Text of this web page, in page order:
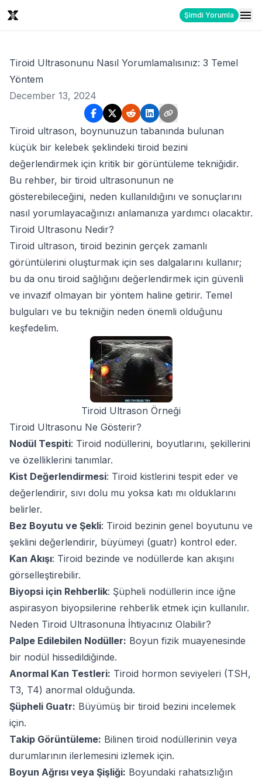
Şimdi Yorumla
Tiroid Ultrasonunu Nasıl Yorumlamalısınız: 3 Temel
Yöntem
December 13, 2024
Tiroid ultrason, boynunuzun tabanında bulunan
küçük bir kelebek şeklindeki tiroid bezini
değerlendirmek için kritik bir görüntüleme tekniğidir.
Bu rehber, bir tiroid ultrasonunun ne
gösterebileceğini, neden kullanıldığını ve sonuçlarını
nasıl yorumlayacağınızı anlamanıza yardımcı olacaktır.
Tiroid Ultrasonu Nedir?
Tiroid ultrason, tiroid bezinin gerçek zamanlı
görüntülerini oluşturmak için ses dalgalarını kullanır;
bu da onu tiroid sağlığını değerlendirmek için güvenli
ve invazif olmayan bir yöntem haline getirir. Temel
bulguları ve bu tekniğin neden önemli olduğunu
keşfedelim.
Tiroid Ultrason Örneği
Tiroid Ultrasonu Ne Gösterir?
Nodül Tespiti: Tiroid nodüllerini, boyutlarını, şekillerini
ve özelliklerini tanımlar.
Kist Değerlendirmesi: Tiroid kistlerini tespit eder ve
değerlendirir, sıvı dolu mu yoksa katı mı olduklarını
belirler.
Bez Boyutu ve Şekli: Tiroid bezinin genel boyutunu ve
şeklini değerlendirir, büyümeyi (guatr) kontrol eder.
Kan Akışı: Tiroid bezinde ve nodüllerde kan akışını
görselleştirebilir.
Biyopsi için Rehberlik: Şüpheli nodüllerin ince iğne
aspirasyon biyopsilerine rehberlik etmek için kullanılır.
Neden Tiroid Ultrasonuna İhtiyacınız Olabilir?
Palpe Edilebilen Nodüller: Boyun fizik muayenesinde
bir nodül hissedildiğinde.
Anormal Kan Testleri: Tiroid hormon seviyeleri (TSH,
T3, T4) anormal olduğunda.
Şüpheli Guatr: Büyümüş bir tiroid bezini incelemek
için.
Takip Görüntüleme: Bilinen tiroid nodüllerinin veya
durumlarının ilerlemesini izlemek için.
Boyun Ağrısı veya Şişliği: Boyundaki rahatsızlığın